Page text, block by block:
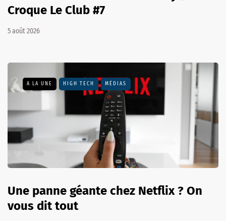
Croque Le Club #7
5 août 2026
A LA UNE HIGH TECH MÉDIAS
Une panne géante chez Netflix ? On
vous dit tout